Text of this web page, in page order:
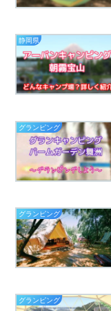
静岡県
グランピング
グランピング
グランピング